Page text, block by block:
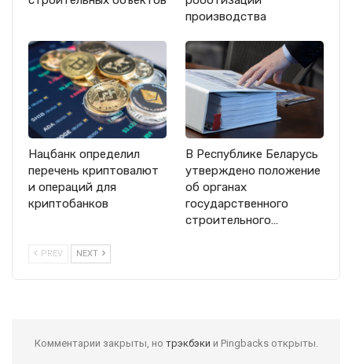
производства
Нацбанк определил
перечень криптовалют
и операций для
криптобанков
В Республике Беларусь
утверждено положение
об органах
государственного
строительного…
PREV NEXT
Комментарии закрыты, но трэкбэки и Pingbacks открыты.